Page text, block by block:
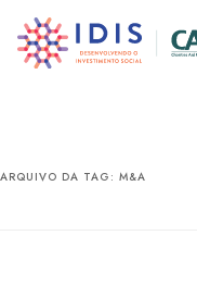
para
para
ARQUIVO DA TAG: M&A